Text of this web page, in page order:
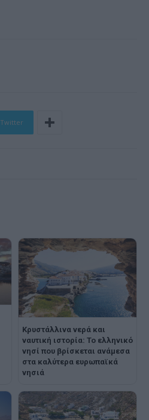
Twitter
Kρυστάλλινα νερά και
ναυτική ιστορία: Το ελληνικό
νησί που βρίσκεται ανάμεσα
στα καλύτερα ευρωπαϊκά
νησιά